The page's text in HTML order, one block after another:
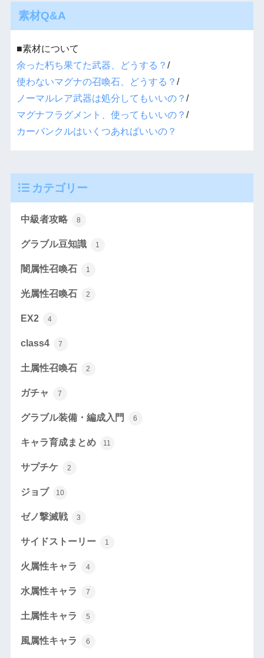
素材Q&A
■素材について
余った朽ち果てた武器、どうする？ /
使わないマグナの召喚石、どうする？ /
ノーマルレア武器は処分してもいいの？ /
マグナフラグメント、使ってもいいの？ /
カーバンクルはいくつあればいいの？
カテゴリー
中級者攻略 8
グラブル豆知識 1
闇属性召喚石 1
光属性召喚石 2
EX2 4
class4 7
土属性召喚石 2
ガチャ 7
グラブル装備・編成入門 6
キャラ育成まとめ 11
サプチケ 2
ジョブ 10
ゼノ撃滅戦 3
サイドストーリー 1
火属性キャラ 4
水属性キャラ 7
土属性キャラ 5
風属性キャラ 6